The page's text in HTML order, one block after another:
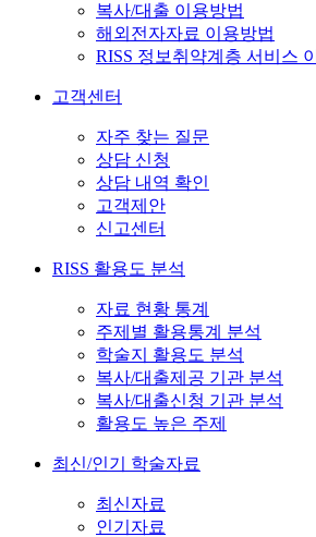
복사/대출 이용방법
해외전자자료 이용방법
RISS 정보취약계층 서비스
고객센터
자주 찾는 질문
상담 신청
상담 내역 확인
고객제안
신고센터
RISS 활용도 분석
자료 현황 통계
주제별 활용통계 분석
학술지 활용도 분석
복사/대출제공 기관 분석
복사/대출신청 기관 분석
활용도 높은 주제
최신/인기 학술자료
최신자료
인기자료